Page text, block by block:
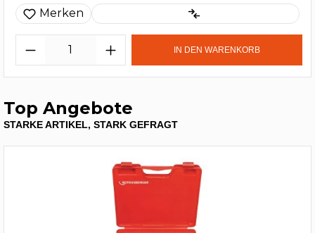
Merken
IN DEN WARENKORB
Top Angebote
STARKE ARTIKEL, STARK GEFRAGT